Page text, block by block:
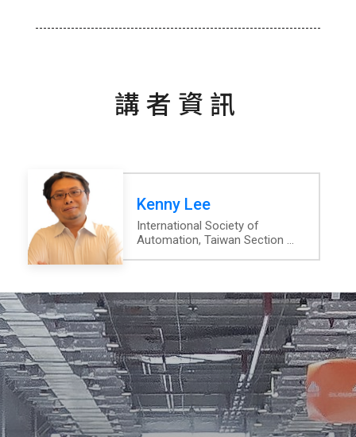
講者資訊
Kenny Lee
International Society of
Automation, Taiwan Section